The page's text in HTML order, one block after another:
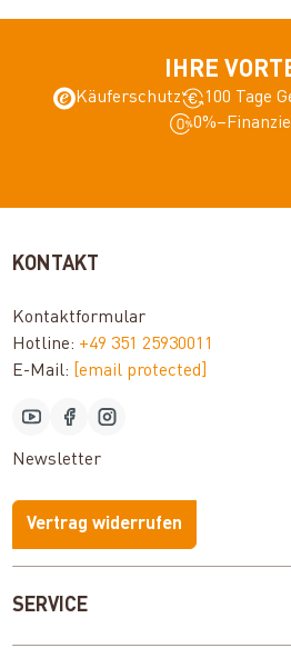
IHRE
Käuferschutz
100 Tage
SERVICE
KONTAKT
Kontaktformular
Hotline: +49 351 25930011
E-Mail: [email protected]
Newsletter
Vertrag widerrufen